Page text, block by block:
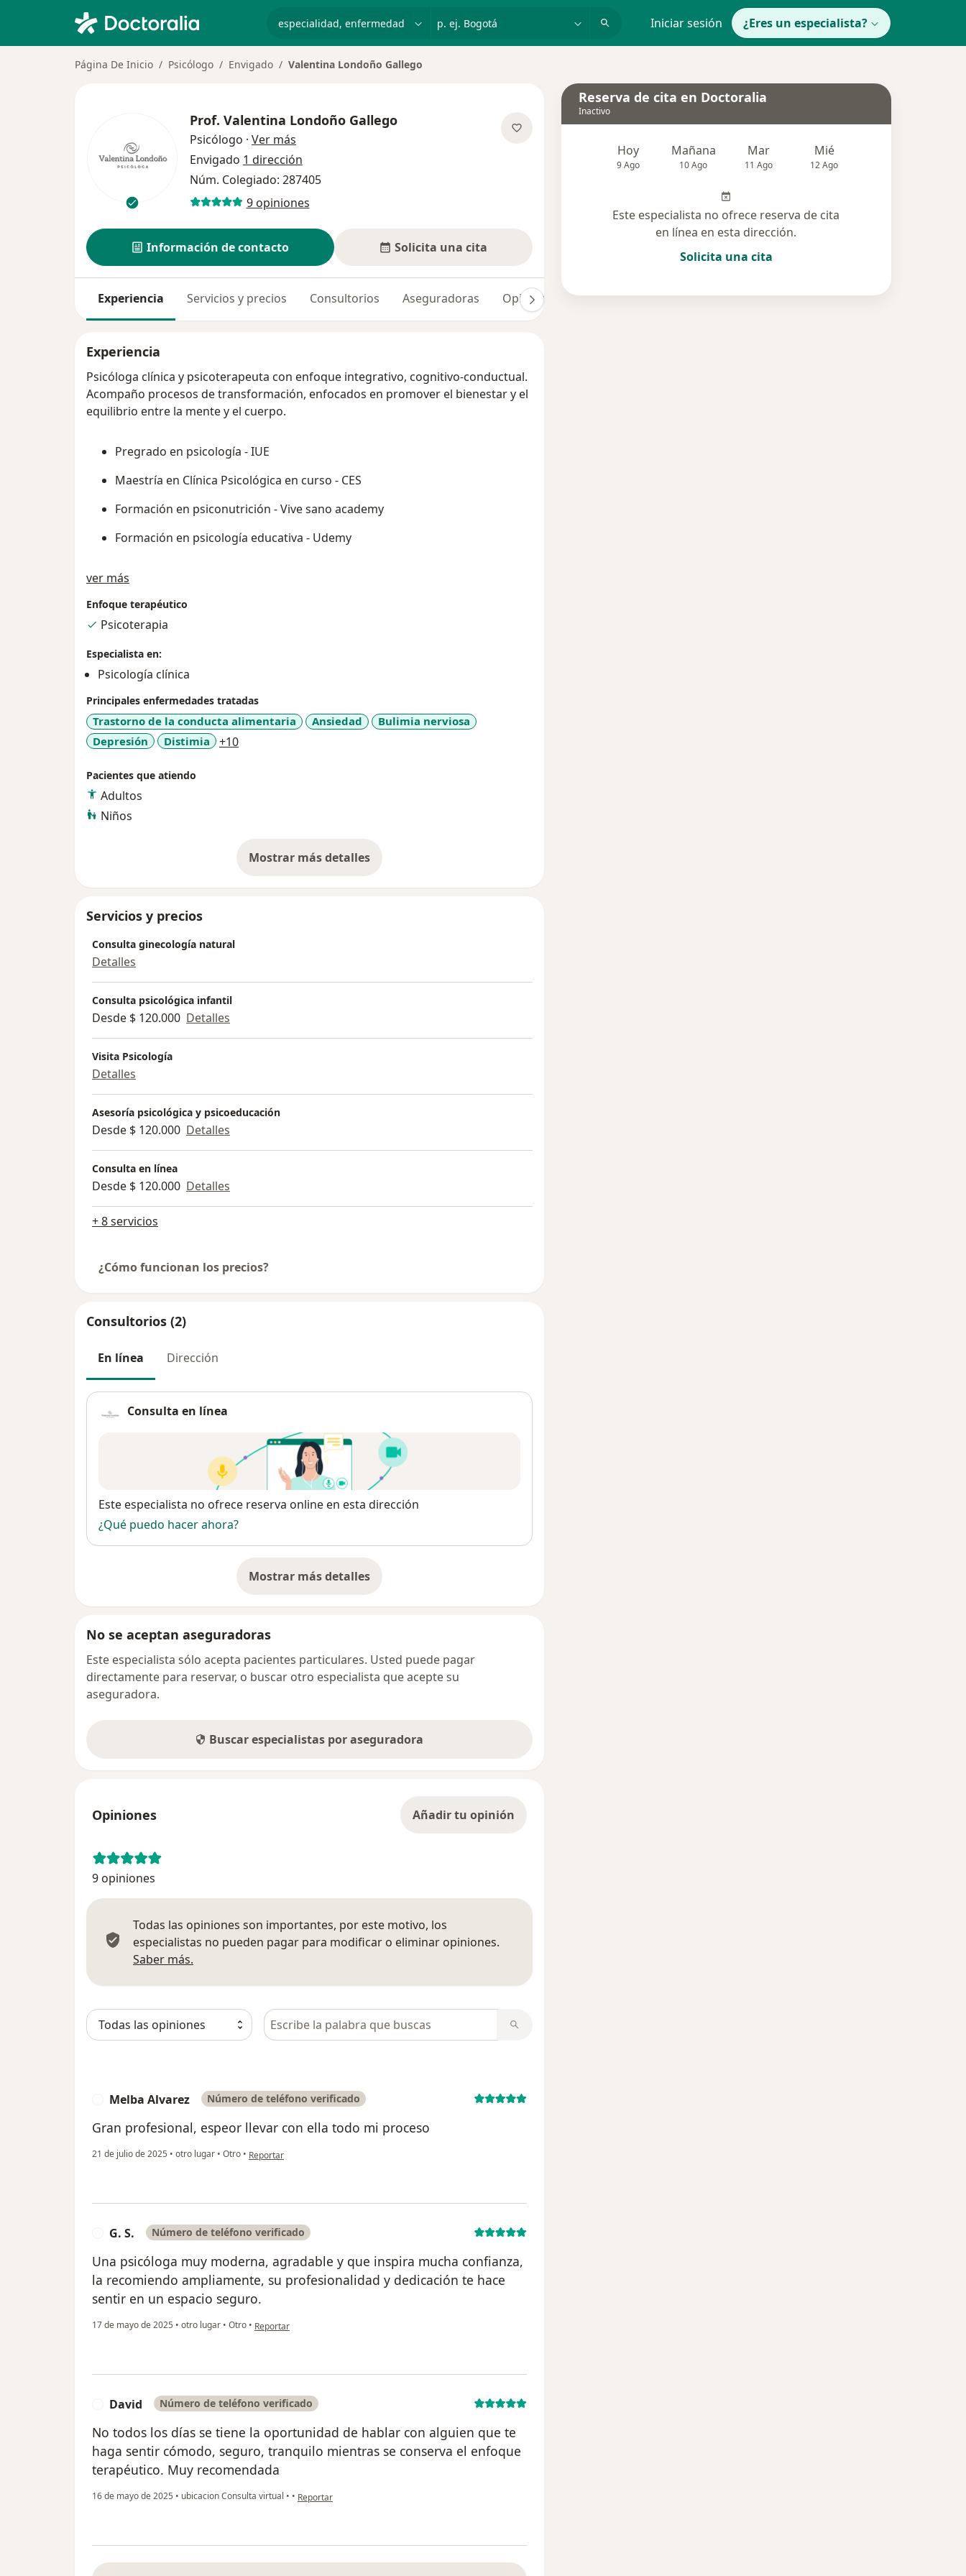
p. ej. Bogotá Iniciar sesión ¿Eres un especialista?
Página De Inicio Psicólogo Envigado Valentina Londoño Gallego
Prof. Valentina Londoño Gallego
Psicólogo · Ver más
Envigado 1 dirección
Núm. Colegiado: 287405
9 opiniones
Información de contacto Solicita una cita
Experiencia Servicios y precios Consultorios Aseguradoras Opiniones (9) Dudas solucionadas (1)
Experiencia
Psicóloga clínica y psicoterapeuta con enfoque integrativo, cognitivo-conductual.
Acompaño procesos de transformación, enfocados en promover el bienestar y el
equilibrio entre la mente y el cuerpo.
Pregrado en psicología - IUE
Maestría en Clínica Psicológica en curso - CES
Formación en psiconutrición - Vive sano academy
Formación en psicología educativa - Udemy
ver más
Enfoque terapéutico
Psicoterapia
Especialista en:
Psicología clínica
Principales enfermedades tratadas
Trastorno de la conducta alimentaria Ansiedad
Bulimia nerviosa
Depresión
Distimia +10a11y_sr_more_diseases
Pacientes que atiendo
Adultos
Niños
Mostrar más detalles
sobre la experiencia
Servicios y precios
Consulta ginecología natural
Detalles
Consulta psicológica infantil
Desde $ 120.000 Detalles
Visita Psicología
Detalles
Asesoría psicológica y psicoeducación
Desde $ 120.000 Detalles
Consulta en línea
Desde $ 120.000 Detalles
+ 8 servicios
¿Cómo funcionan los precios?
Consultorios (2)
En línea Dirección
Consulta en línea
Disponibilidad
Este especialista no ofrece reserva online en esta dirección
¿Qué puedo hacer ahora?
Mostrar más detalles
sobre la dirección
No se aceptan aseguradoras
Este especialista sólo acepta pacientes particulares. Usted puede pagar
directamente para reservar, o buscar otro especialista que acepte su
aseguradora.
Buscar especialistas por aseguradora
Opiniones Añadir tu opinión
9 opiniones
Todas las opiniones son importantes, por este motivo, los
especialistas no pueden pagar para modificar o eliminar opiniones.
Saber más.
Busca en opiniones
Melba Alvarez Número de teléfono verificado
Gran profesional, espeor llevar con ella todo mi proceso
21 de julio de 2025 • otro lugar • Otro • en opinión del usuario Melba Alvarez
Reportar
G. S. Número de teléfono verificado
Una psicóloga muy moderna, agradable y que inspira mucha confianza,
la recomiendo ampliamente, su profesionalidad y dedicación te hace
sentir en un espacio seguro.
17 de mayo de 2025 • otro lugar • Otro • en opinión del usuario G. S.
Reportar
David Número de teléfono verificado
No todos los días se tiene la oportunidad de hablar con alguien que te
haga sentir cómodo, seguro, tranquilo mientras se conserva el enfoque
terapéutico. Muy recomendada
16 de mayo de 2025 • ubicacion Consulta virtual • • en opinión del usuario David
Reportar
Reserva de cita en Doctoralia
Inactivo
Hoy
9 Ago
Mañana
10 Ago
Mar
11 Ago
Mié
12 Ago
Este especialista no ofrece reserva de cita
en línea en esta dirección.
Solicita una cita